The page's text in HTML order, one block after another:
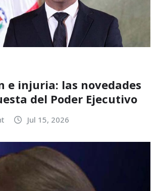
e injuria: las novedades
del Poder Ejecutivo
Jul 15, 2026